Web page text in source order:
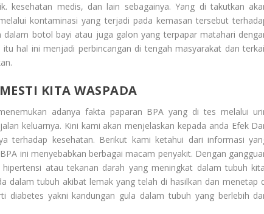
kesehatan medis, dan lain sebagainya. Yang di takutkan
kontaminasi yang terjadi pada kemasan tersebut
botol bayi atau juga galon yang terpapar matahari
hal ini menjadi perbincangan di tengah masyarakat dan
KITA WASPADA
adanya fakta paparan BPA yang di tes melalui
keluarnya. Kini kami akan menjelaskan kepada anda Efek
terhadap kesehatan. Berikut kami ketahui dari informasi
ini menyebabkan berbagai macam penyakit. Dengan
atau tekanan darah yang meningkat dalam tubuh
dalam tubuh akibat lemak yang telah di hasilkan dan menetap
diabetes yakni kandungan gula dalam tubuh yang berlebih